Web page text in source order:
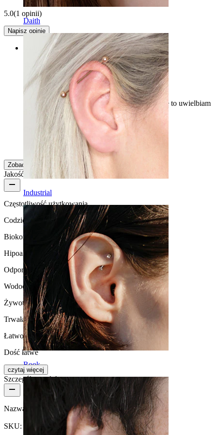
Daith
Industrial
Rook
5.0(1 opinii)
Napisz opinię
Rating
mega fajne piękne
To jest mega fajne do piercingu brwi, naprawdę to uwielbiam
Crille Zakup potwierdzony
Przetłumaczone przez AI
Zobacz więcej
Jakość produktu
Częstotliwość użytkowania
Codzienne użytkowanie
Biokompatybilność
Hipoalergiczna
Odporność na działanie wody
Wodoodporna
Żywotność
Trwała
Łatwość użytkowania
Dość łatwe
czytaj więcej
Szczegóły produktu
Nazwa: Banan z kolcami z tytanu
SKU: